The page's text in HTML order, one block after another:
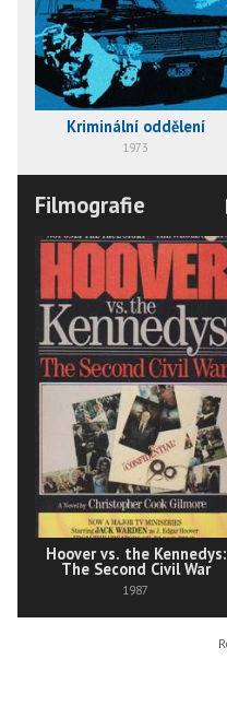
Kriminální oddělení
1973
Filmografie
Hoover vs. the Kennedys:
The Second Civil War
1987